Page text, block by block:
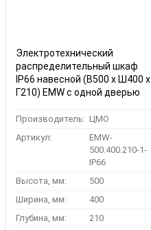
Электротехнический
распределительный шкаф
IP66 навесной (В500 x Ш400 x
Г210) EMW c одной дверью
Производитель: ЦМО
Артикул:
EMW-
500.400.210-1-
IP66
Высота, мм:
500
Ширина, мм:
400
Глубина, мм:
210